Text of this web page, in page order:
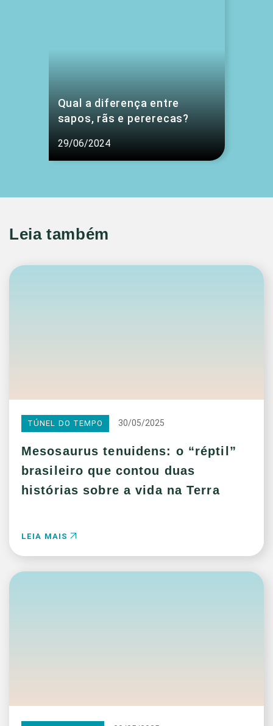
Qual a diferença entre
sapos, rãs e pererecas?
29/06/2024
Leia também
TÚNEL DO TEMPO 30/05/2025
Mesosaurus tenuidens: o “réptil”
brasileiro que contou duas
histórias sobre a vida na Terra
LEIA MAIS